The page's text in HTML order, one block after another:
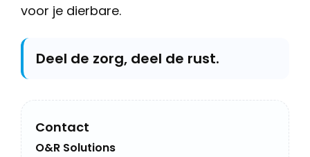
voor je dierbare.
Deel de zorg, deel de rust.
Contact
O&R Solutions